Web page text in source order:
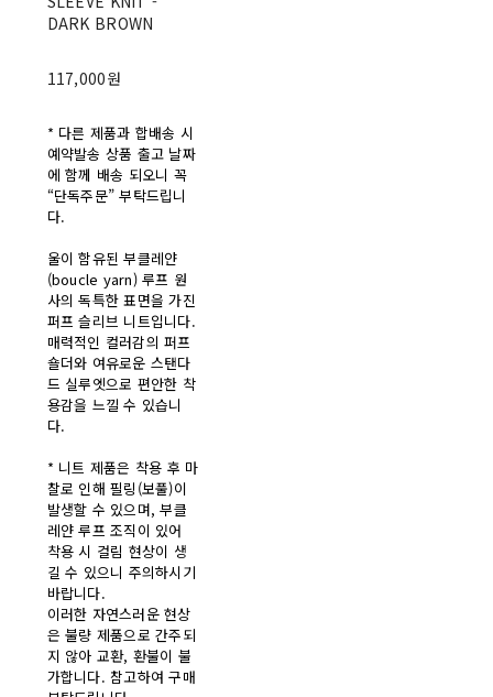
DARK BROWN
117,000원
* 다른 제품과 합배송 시
예약발송 상품 출고 날짜
에 함께 배송 되오니 꼭
“단독주문” 부탁드립니
다.
울이 함유된 부클레얀
(boucle yarn) 루프 원
사의 독특한 표면을 가진
퍼프 슬리브 니트입니다.
매력적인 컬러감의 퍼프
숄더와 여유로운 스탠다
드 실루엣으로 편안한 착
용감을 느낄 수 있습니
다.
* 니트 제품은 착용 후 마
찰로 인해 필링(보풀)이
발생할 수 있으며, 부클
레얀 루프 조직이 있어
착용 시 걸림 현상이 생
길 수 있으니 주의하시기
바랍니다.
이러한 자연스러운 현상
은 불량 제품으로 간주되
지 않아 교환, 환불이 불
가합니다. 참고하여 구매